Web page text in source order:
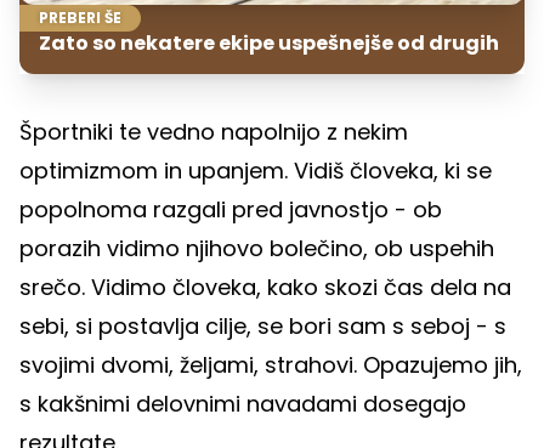
PREBERI ŠE
Zato so nekatere ekipe uspešnejše od drugih
Športniki te vedno napolnijo z nekim
optimizmom in upanjem. Vidiš človeka, ki se
popolnoma razgali pred javnostjo - ob
porazih vidimo njihovo bolečino, ob uspehih
srečo. Vidimo človeka, kako skozi čas dela na
sebi, si postavlja cilje, se bori sam s seboj - s
svojimi dvomi, željami, strahovi. Opazujemo jih,
s kakšnimi delovnimi navadami dosegajo